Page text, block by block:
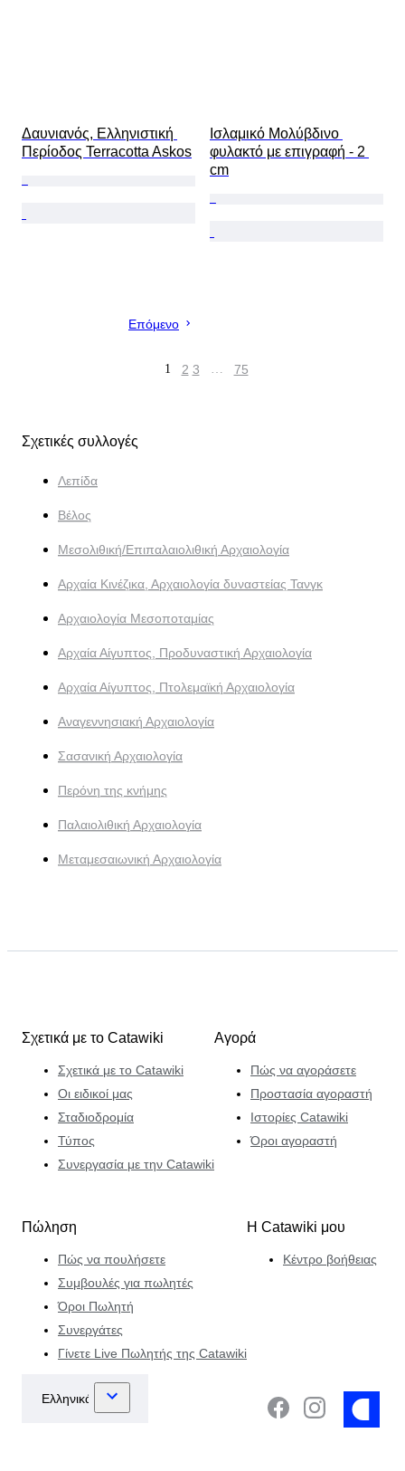
Δαυνιανός, Ελληνιστική
Περίοδος Terracotta Askos
Ισλαμικό Μολύβδινο
φυλακτό με επιγραφή - 2
cm
Επόμενο
1 2 3 … 75
Σχετικές συλλογές
Λεπίδα
Βέλος
Μεσολιθική/Επιπαλαιολιθική Αρχαιολογία
Αρχαία Κινέζικα, Αρχαιολογία δυναστείας Τανγκ
Αρχαιολογία Μεσοποταμίας
Αρχαία Αίγυπτος, Προδυναστική Αρχαιολογία
Αρχαία Αίγυπτος, Πτολεμαϊκή Αρχαιολογία
Αναγεννησιακή Αρχαιολογία
Σασανική Αρχαιολογία
Περόνη της κνήμης
Παλαιολιθική Αρχαιολογία
Μεταμεσαιωνική Αρχαιολογία
Σχετικά με το Catawiki
Σχετικά με το Catawiki
Οι ειδικοί μας
Σταδιοδρομία
Τύπος
Συνεργασία με την Catawiki
Αγορά
Πώς να αγοράσετε
Προστασία αγοραστή
Ιστορίες Catawiki
Όροι αγοραστή
Πώληση
Πώς να πουλήσετε
Συμβουλές για πωλητές
Όροι Πωλητή
Συνεργάτες
Γίνετε Live Πωλητής της Catawiki
Η Catawiki μου
Κέντρο βοήθειας